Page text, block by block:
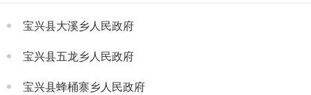
宝兴县大溪乡人民政府
宝兴县五龙乡人民政府
宝兴县蜂桶寨乡人民政府